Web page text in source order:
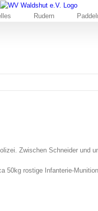
Rudern
Zwischen Schneider
50kg rostige Infanterie-